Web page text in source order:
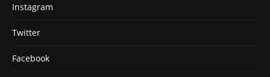
Instagram
Twitter
Facebook